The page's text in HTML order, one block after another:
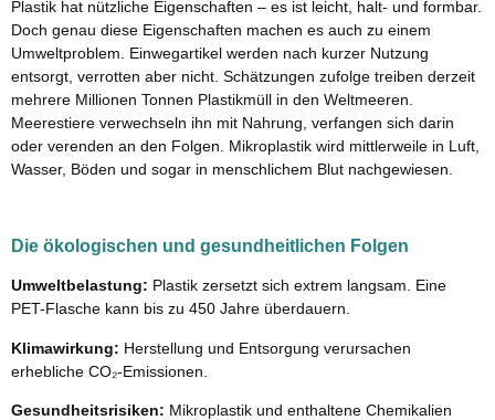
Plastik hat nützliche Eigenschaften – es ist leicht, halt- und formbar.
Doch genau diese Eigenschaften machen es auch zu einem
Umweltproblem. Einwegartikel werden nach kurzer Nutzung
entsorgt, verrotten aber nicht. Schätzungen zufolge treiben derzeit
mehrere Millionen Tonnen Plastikmüll in den Weltmeeren.
Meerestiere verwechseln ihn mit Nahrung, verfangen sich darin
oder verenden an den Folgen. Mikroplastik wird mittlerweile in Luft,
Wasser, Böden und sogar in menschlichem Blut nachgewiesen.
Die ökologischen und gesundheitlichen Folgen
Umweltbelastung: Plastik zersetzt sich extrem langsam. Eine
PET-Flasche kann bis zu 450 Jahre überdauern.
Klimawirkung: Herstellung und Entsorgung verursachen
erhebliche CO₂-Emissionen.
Gesundheitsrisiken: Mikroplastik und enthaltene Chemikalien